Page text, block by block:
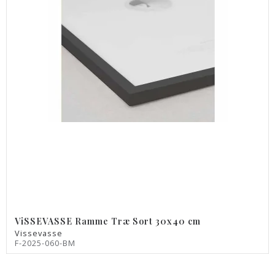
ViSSEVASSE Ramme Træ Sort 30x40 cm
Vissevasse
F-2025-060-BM